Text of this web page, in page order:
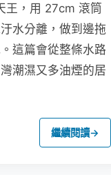
王，用 27cm 滾筒
水分離，做到邊拖
這篇會從整條水路
潮濕又多油煙的居
繼續閱讀→